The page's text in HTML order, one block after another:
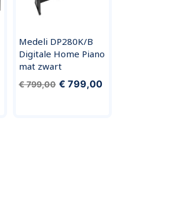
Medeli DP280K/B
Digitale Home Piano
mat zwart
€ 799,00 € 799,00